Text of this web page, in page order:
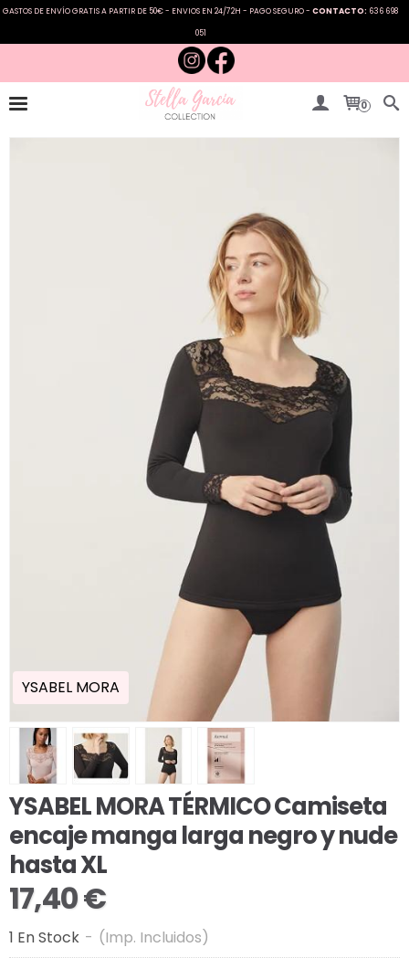
GASTOS DE ENVÍO GRATIS A PARTIR DE 50€ - ENVIOS EN 24/72H - PAGO SEGURO - CONTACTO: 636 698
051
0
YSABEL MORA
YSABEL MORA TÉRMICO Camiseta
encaje manga larga negro y nude
hasta XL
17,40 €
1 En Stock - (Imp. Incluidos)